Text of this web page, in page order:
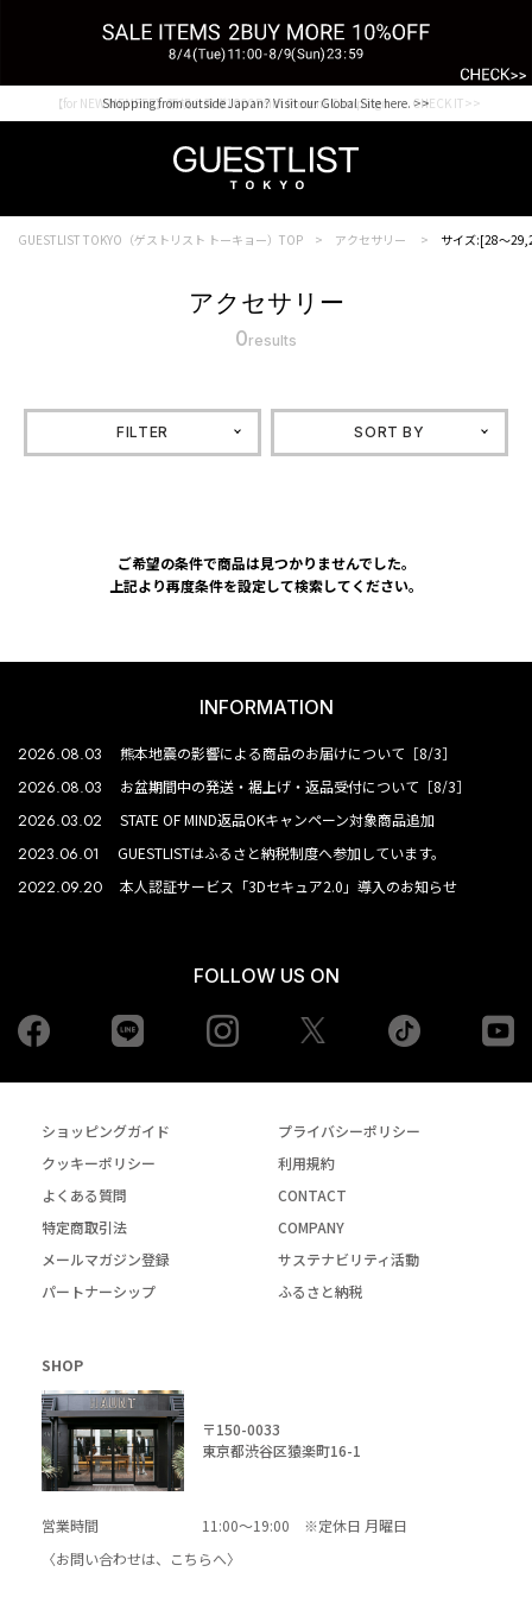
Shopping from outside Japan? Visit our Global Site here. >>
【for NEW MEMBER】新規会員様1000Point Present Campaign CHECK IT>>
GUESTLIST TOKYO（ゲストリスト トーキョー）TOP アクセサリー サイズ:[28～
アクセサリー
0results
FILTER SORT BY
ご希望の条件で商品は見つかりませんでした。
上記より再度条件を設定して検索してください。
INFORMATION
2026.08.03 熊本地震の影響による商品のお届けについて［8/3］
2026.08.03 お盆期間中の発送・裾上げ・返品受付について［8/3］
2026.03.02 STATE OF MIND返品OKキャンペーン対象商品追加
2023.06.01 GUESTLISTはふるさと納税制度へ参加しています。
2022.09.20 本人認証サービス「3Dセキュア2.0」導入のお知らせ
FOLLOW US ON
Facebook Instagram tiktok
ショッピングガイド
プライバシーポリシー
クッキーポリシー
利用規約
よくある質問
CONTACT
特定商取引法
COMPANY
メールマガジン登録
サステナビリティ活動
パートナーシップ
ふるさと納税
SHOP
〒150-0033
東京都渋谷区猿楽町16-1
営業時間
11:00～19:00 ※定休日 月曜日
〈お問い合わせは、
こちらへ〉